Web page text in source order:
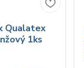
Qualatex
1ks